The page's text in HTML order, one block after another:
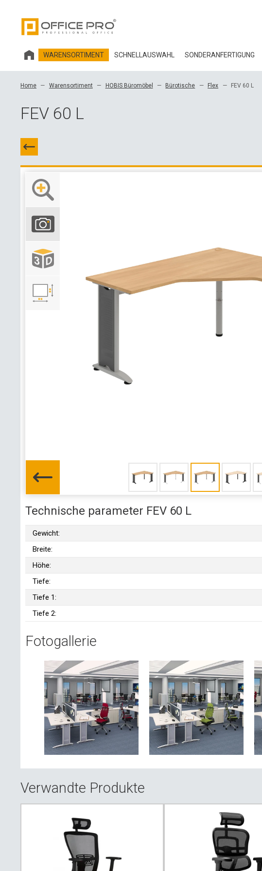
WARENSORTIMENT SCHNELLAUSWAHL SONDERANFERTIGUNG
Home Warensortiment HOBIS Büromöbel Bürotische Flex FEV 60 L
FEV 60 L
Technische parameter FEV 60 L
Gewicht:
Breite:
Höhe:
Tiefe:
Tiefe 1:
Tiefe 2:
Fotogallerie
Verwandte Produkte